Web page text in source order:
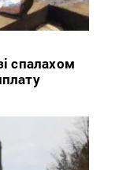
спалахом